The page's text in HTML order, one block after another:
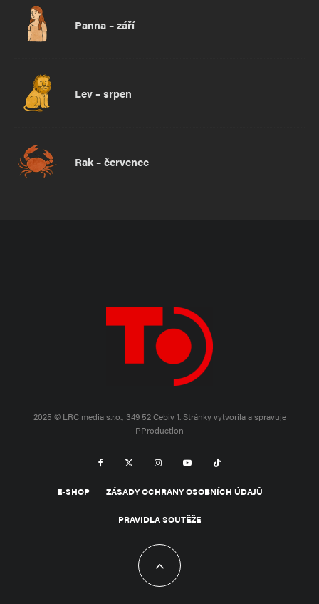
Panna – září
Lev – srpen
Rak – červenec
2025 © LRC media s.r.o., 349 52 Cebiv 1.Stránky vytvořila a spravuje
PProduction
E-SHOP ZÁSADY OCHRANY OSOBNÍCH ÚDAJŮ
PRAVIDLA SOUTĚŽE